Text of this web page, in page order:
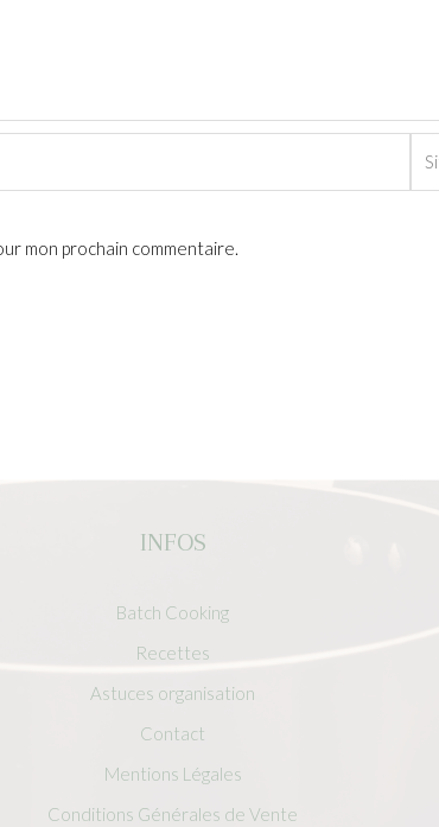
mon prochain commentaire.
INFOS
Batch Cooking
Recettes
Astuces organisation
Contact
Mentions Légales
Conditions Générales de Vente